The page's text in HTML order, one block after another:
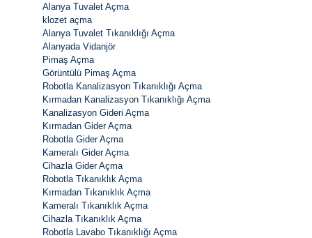
Alanya Tuvalet Açma
klozet açma
Alanya Tuvalet Tıkanıklığı Açma
Alanyada Vidanjör
Pimaş Açma
Görüntülü Pimaş Açma
Robotla Kanalizasyon Tıkanıklığı Açma
Kırmadan Kanalizasyon Tıkanıklığı Açma
Kanalizasyon Gideri Açma
Kırmadan Gider Açma
Robotla Gider Açma
Kameralı Gider Açma
Cihazla Gider Açma
Robotla Tıkanıklık Açma
Kırmadan Tıkanıklık Açma
Kameralı Tıkanıklık Açma
Cihazla Tıkanıklık Açma
Robotla Lavabo Tıkanıklığı Açma